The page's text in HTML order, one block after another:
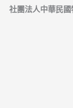
社團法人中華民